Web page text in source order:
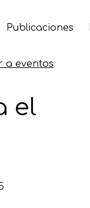
Publicaciones
a eventos
el